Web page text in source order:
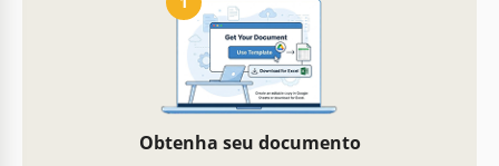
Obtenha seu documento